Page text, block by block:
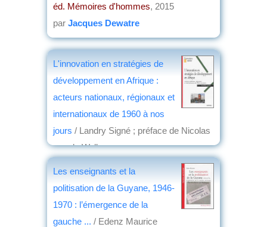
éd. Mémoires d'hommes, 2015
par Jacques Dewatre
L'innovation en stratégies de
développement en Afrique :
acteurs nationaux, régionaux et
internationaux de 1960 à nos
jours / Landry Signé ; préface de Nicolas
van de Walle
Les enseignants et la
politisation de la Guyane, 1946-
1970 : l’émergence de la
gauche ... / Edenz Maurice